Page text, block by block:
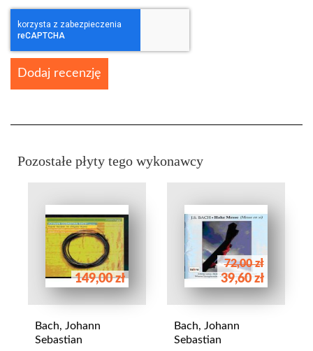
Dodaj recenzję
Pozostałe płyty tego wykonawcy
149,00 zł
Bach, Johann
Sebastian
72,00 zł
39,60 zł
Bach, Johann
Sebastian